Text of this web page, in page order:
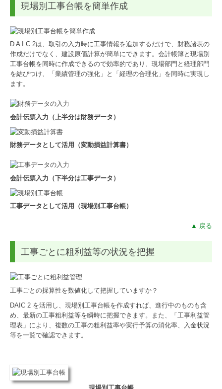
現場別工事台帳を簡単作成
D A I C 2は、取引の入力時に工事情報を追加するだけで、財務諸表の
作成だけでなく、建設原価計算が簡単にできます。会計帳簿と現場別
工事台帳を同時に作成できるので効率的であり、現場部門と経理部門
を結びつけ、「業績管理の強化」と「経理の合理化」を同時に実現し
ます。
会計伝票入力（上半分は財務データ）
財務データとして活用（変動損益計算書）
会計伝票入力（下半分は工事データ）
工事データとして活用（現場別工事台帳）
▲ 戻る
工事ごとに粗利益等の状況を把握
工事ごとの採算性を数値化して把握していますか？
DAIC 2 を活用し、現場別工事台帳を作成すれば、進行中のものも含
め、最新の工事粗利益等を瞬時に把握できます。また、「工事利益管
理表」により、複数の工事の粗利益率や実行予算の消化率、入金状況
等を一覧で確認できます。